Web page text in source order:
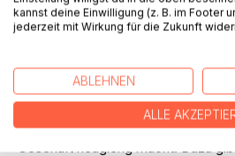
Geschäftsgelegenheit spricht. Das
Schlosser, erfahrener Spezialist für
macht. Er erzählt in
eigenen Praxis und entwickelt
wie man aus wenigen Sätzen eine
aufbaut, mit der man jeden
kannst deine Einwilligung (z. B. im Footer
jederzeit mit Wirkung für die Zukunft
ABLEHNEN
ALLE